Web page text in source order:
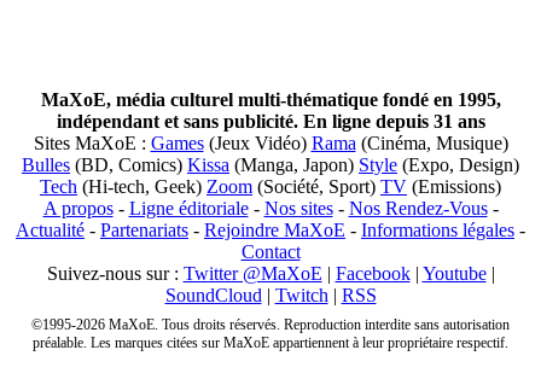
MaXoE, média culturel multi-thématique fondé en 1995,
indépendant et sans publicité. En ligne depuis 31 ans
Sites MaXoE : Games(Jeux Vidéo) Rama (Cinéma, Musique)
Bulles (BD, Comics) Kissa (Manga, Japon) Style (Expo, Design)
Tech (Hi-tech, Geek) Zoom (Société, Sport) TV (Emissions)
A propos- Ligne éditoriale- Nos sites- Nos Rendez-Vous-
Actualité - Partenariats - Rejoindre MaXoE - Informations légales -
Contact
Suivez-nous sur : Twitter @MaXoE | Facebook| Youtube|
SoundCloud | Twitch | RSS
©1995-2026 MaXoE. Tous droits réservés. Reproduction interdite sans autorisation
préalable. Les marques citées sur MaXoE appartiennent à leur propriétaire respectif.